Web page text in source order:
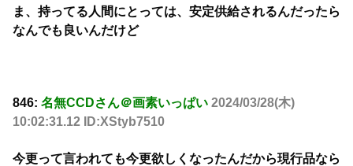
ま、持ってる人間にとっては、安定供給されるんだったら
なんでも良いんだけど
846: 名無CCDさん＠画素いっぱい 2024/03/28(木)
10:02:31.12 ID:XStyb7510
今更って言われても今更欲しくなったんだから現行品なら